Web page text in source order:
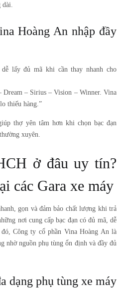
Hoàng An nhập đầy
lấy đủ mã khi cần thay nhanh cho
Dream – Sirius – Vision – Winner. Vina
thiếu hàng.”
thợ yên tâm hơn khi chọn bạc đạn
xuyên.
ở đâu uy tín?
các Gara xe máy
gọn và đảm bảo chất lượng khi trả
nơi cung cấp bạc đạn có đủ mã, dễ
Công ty cổ phần Vina Hoàng An là
nhờ nguồn phụ tùng ổn định và đầy đủ
dạng phụ tùng xe máy